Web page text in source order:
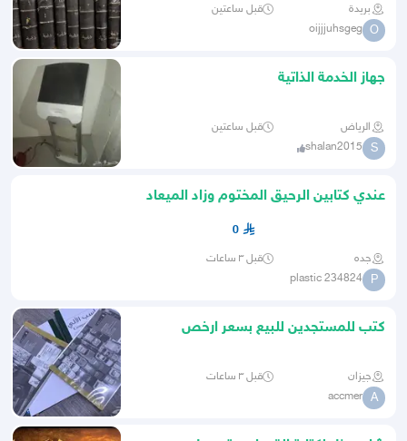
بريدة
قبل ساعتين
O
oijjjuhsgeg
جهاز الخدمة الذاتية
الرياض قبل ساعتين
S
shalan2015
عندي كتابين الرحيق المختوم وزاد الميعاد
0
جده قبل ٣ ساعات
P
plastic 234824
كتب للمستجدين للبيع بسعر ارخص
جيزان قبل ٣ ساعات
A
accmer